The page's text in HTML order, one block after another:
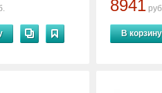
8941
В корзину